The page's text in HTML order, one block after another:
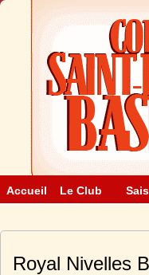
Accueil Le Club
Royal Nivelles